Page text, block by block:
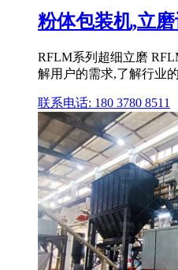
粉体包装机,立
RFLM系列超细立磨
解用户的需求,了解行业
联系电话: 180 3780 8511